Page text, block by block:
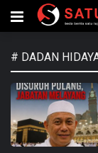
# DADAN